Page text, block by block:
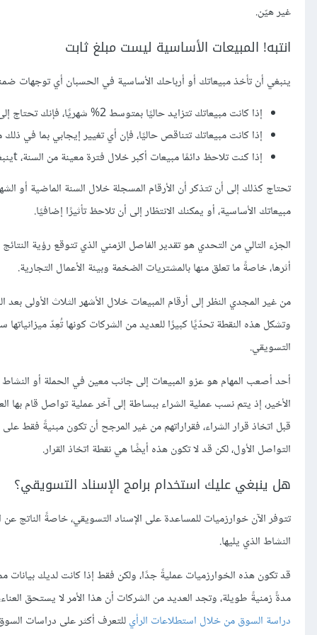
غير هيّن.
انتبه! المبيعات الأساسية ليست مبلغ ثابت
ينبغي أن تأخذ مبيعاتك أو أرباحك الأساسية في الحسبان أي توجهات
إذا كانت مبيعاتك تتزايد حاليًا بمتوسط 2% شهريًا، فإنك تحتاج إلى طرح هذه النسبة من النمو المُلاحظ أثناء الحملة.
إذا كانت مبيعاتك تتناقص حاليًا، فإن أي تغيير إيجابي بما في
إذا كنت تلاحظ دائمًا مبيعات أكبر خلال فترة معينة من السنة، tينبغي طرح هذا الارتفاع في المعدل من الأرقام المسجلة خلال الحملة.
تحتاج كذلك إلى أن تتذكر أن الأرقام المسجلة خلال السنة الماضية أو
مبيعاتك الأساسية، أو يمكنك الانتظار إلى أن تلاحظ تأثيرًا إضافيًا.
الجزء التالي من التحدي هو تقدير الفاصل الزمني الذي تتوقع رؤية
أثرها، خاصةً ما تعلق منها بالمشتريات الضخمة وبيئة الأعمال التجارية.
من غير المجدي النظر إلى أرقام المبيعات خلال الأشهر الثلاث الأولى
وتشكل هذه النقطة تحدّيًا كبيرًا للعديد من الشركات كونها تُعِدّ
التسويقي.
أحد أصعب المهام هو عزو المبيعات إلى جانب معين في الحملة أو
الأخير، إذ يتم نسب عملية الشراء ببساطة إلى آخر عملية تواصل قام
قبل اتخاذ قرار الشراء، فقراراتهم من غير المرجح أن تكون مبنيةً فقط
التواصل الأول، لكن قد لا تكون هذه أيضًا هي نقطة اتخاذ القرار.
هل ينبغي عليك استخدام برامج الإسناد التسويقي؟
تتوفر الآن خوارزميات للمساعدة على الإسناد التسويقي، خاصةً الناتج
النشاط الذي يليها.
قد تكون هذه الخوارزميات عمليةً جدًا، ولكن فقط إذا كانت لديك بيانات
مدةً زمنيةً طويلة، وتجد العديد من الشركات أن هذا الأمر لا يستحق
دراسة السوق من خلال استطلاعات الرأيللتعرف أكثر على دراسات